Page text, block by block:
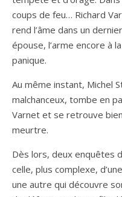
coups de feu… Richard
rend l’âme dans un
épouse, l’arme encore à
panique.
Au même instant, Michel
malchanceux, tombe en
Varnet et se retrouve
meurtre.
Dès lors, deux enquêtes
celle, plus complexe,
une autre qui découvre